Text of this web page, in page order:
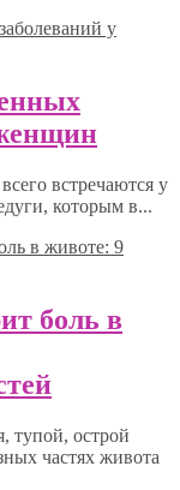
встречаются у
которым в...
боль в
острой
частях живота